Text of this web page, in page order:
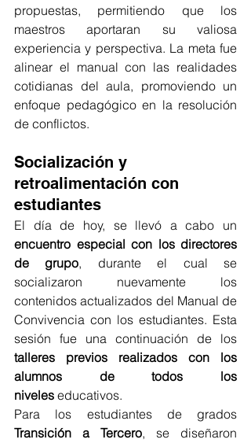
propuestas, permitiendo que los
maestros aportaran su valiosa
experiencia y perspectiva. La meta fue
alinear el manual con las realidades
cotidianas del aula, promoviendo un
enfoque pedagógico en la resolución
de conflictos.
Socialización y
retroalimentación con
estudiantes
encuentro especial con los directores
de grupo, durante el cual se
socializaron nuevamente los
contenidos actualizados del Manual de
Convivencia con los estudiantes. Esta
talleres previos realizados con los
alumnos de todos los
niveles educativos.
Transición a Tercero, se diseñaron